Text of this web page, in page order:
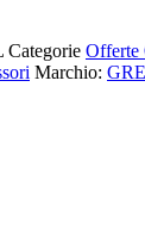
Categorie Offerte
Marchio: